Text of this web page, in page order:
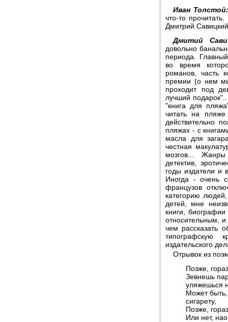
Иван
что-то
Дмитрий
Дмитий
довольно
периода.
во время
романов, часть
премии (о нем
проходит под
лучший
"книга для
читать на
действительно
пляжах - с
масла для
честная
мозгов... Жанры
детектив,
годы издатели и
Иногда - очень
французов
категорию
детей, мне
книги,
относительным,
чем рассказать
типографскую
издательского
Отрывок из
Позже,
Зевнешь
уляжешься
Может
сигарету,
Позже,
Или нет,